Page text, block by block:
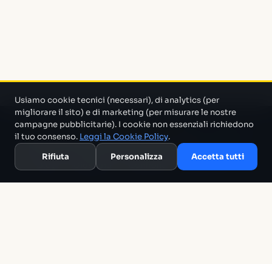
Un progetto di Marco Monty Montemagno
che cerca in mezzo al casino e ti porta solo quello che serve.
Glossario
Usiamo cookie tecnici (necessari), di analytics (per
migliorare il sito) e di marketing (per misurare le nostre
campagne pubblicitarie). I cookie non essenziali richiedono
il tuo consenso. Leggi la Cookie Policy.
Rifiuta
Personalizza Accetta tutti